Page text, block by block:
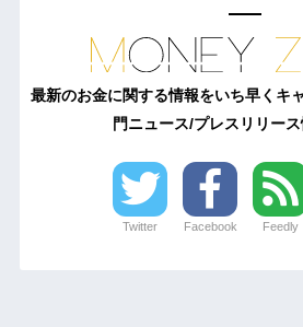
最新のお金に関する情報をいち早くキ
門ニュース/プレスリリー
Twitter Facebook Feedly